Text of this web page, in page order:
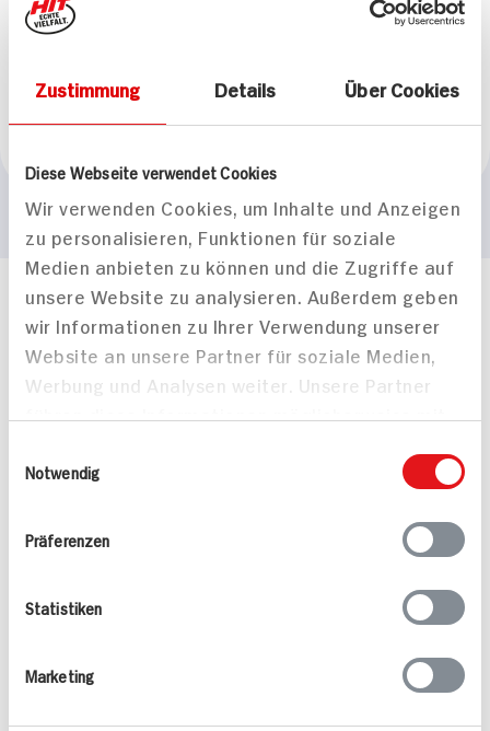
Zustimmung Details Über Cookies
Diese Webseite verwendet Cookies
Wir verwenden Cookies, um Inhalte und Anzeigen
zu personalisieren, Funktionen für soziale
Medien anbieten zu können und die Zugriffe auf
unsere Website zu analysieren. Außerdem geben
wir Informationen zu Ihrer Verwendung unserer
Website an unsere Partner für soziale Medien,
Werbung und Analysen weiter. Unsere Partner
bereitgestellt haben oder die sie im Rahmen
Notwendig
Präferenzen
Statistiken
Marketing
Marke
Häufig gestellte Fragen
Mehr Informationen in unserem FAQ
kontakt
hit.de
Wir beantworten gerne Ihre Fragen
Freitags: 9 bis 13 Uhr